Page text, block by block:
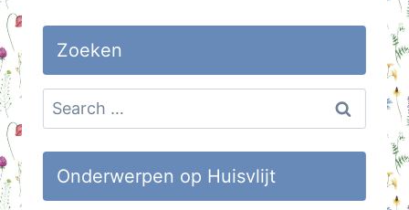
Zoeken
Search
for:
Onderwerpen op Huisvlijt